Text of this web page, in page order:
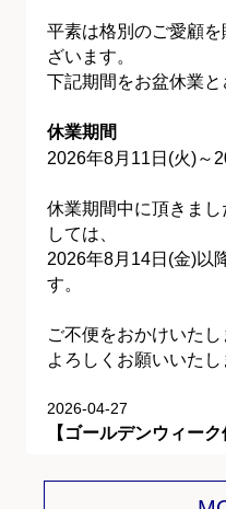
平素は格別のご愛顧
ざいます。
下記期間をお盆休業と
休業期間
2026年8月11日(火)～
休業期間中に頂きま
しては、
2026年8月14日(金)以
す。
ご不便をおかけいた
よろしくお願いいたし
2026-04-27
【ゴールデンウィー
平素は格別のご愛顧